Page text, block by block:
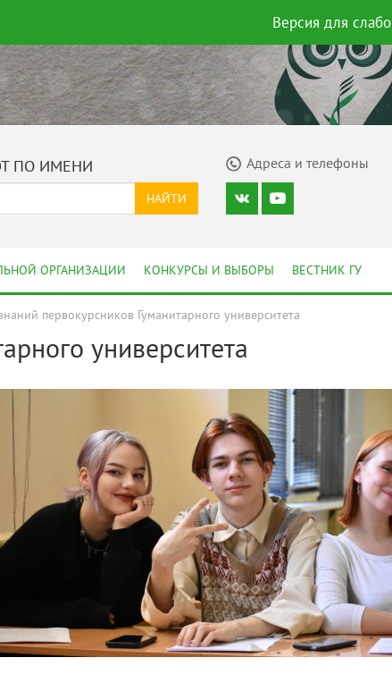
Версия для
ПО ИМЕНИ Адреса и телефоны
НАЙТИ
ОРГАНИЗАЦИИ КОНКУРСЫ И ВЫБОРЫ ВЕСТНИК ГУ
первокурсников Гуманитарного университета
университета